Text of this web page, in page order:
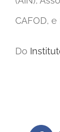
CAFOD,
Do